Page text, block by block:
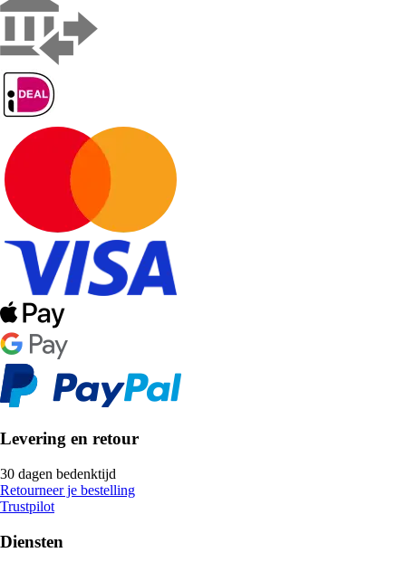
Levering en retour
30 dagen bedenktijd
Retourneer je bestelling
Trustpilot
Diensten